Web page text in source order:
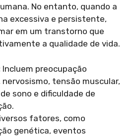
No entanto, quando a
excessiva e persistente,
em um transtorno que
a qualidade de vida.
Incluem preocupação
tensão muscular,
sono e dificuldade de
fatores, como
genética, eventos